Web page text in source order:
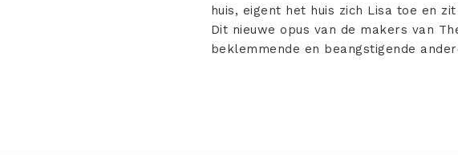
huis, eigent het huis zich Lisa toe en
Dit nieuwe opus van de makers van
beklemmende en beangstigende